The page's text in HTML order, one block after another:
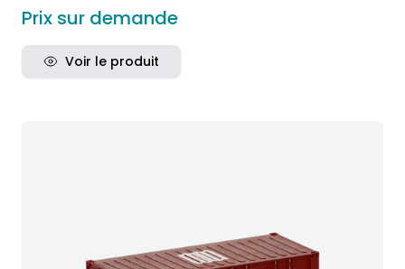
Prix sur demande
Voir le produit